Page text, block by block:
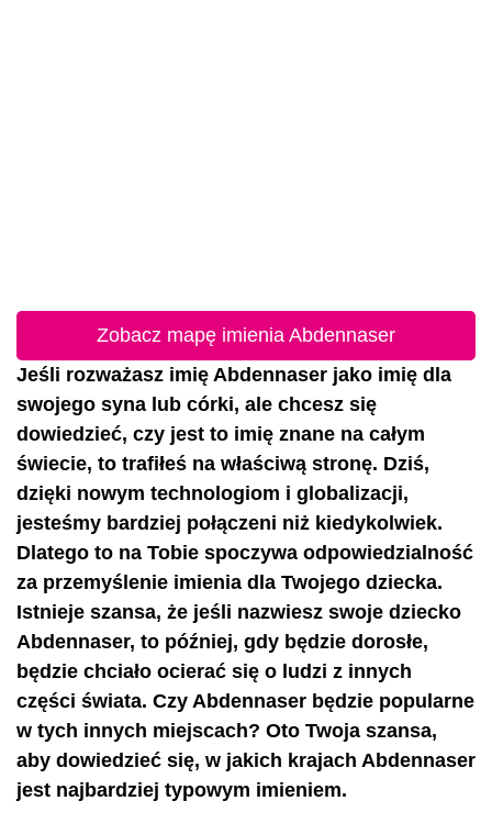
Zobacz mapę imienia Abdennaser
Jeśli rozważasz imię Abdennaser jako imię dla
swojego syna lub córki, ale chcesz się
dowiedzieć, czy jest to imię znane na całym
świecie, to trafiłeś na właściwą stronę. Dziś,
dzięki nowym technologiom i globalizacji,
jesteśmy bardziej połączeni niż kiedykolwiek.
Dlatego to na Tobie spoczywa odpowiedzialność
za przemyślenie imienia dla Twojego dziecka.
Istnieje szansa, że jeśli nazwiesz swoje dziecko
Abdennaser, to później, gdy będzie dorosłe,
będzie chciało ocierać się o ludzi z innych
części świata. Czy Abdennaser będzie popularne
w tych innych miejscach? Oto Twoja szansa,
aby dowiedzieć się, w jakich krajach Abdennaser
jest najbardziej typowym imieniem.